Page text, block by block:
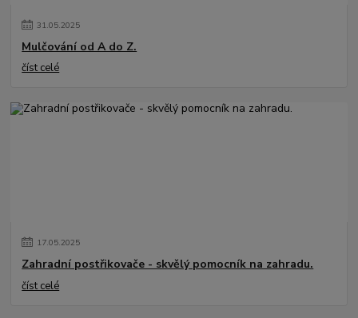
31.05.2025
Mulčování od A do Z.
číst celé
17.05.2025
Zahradní postřikovače - skvělý pomocník na zahradu.
číst celé